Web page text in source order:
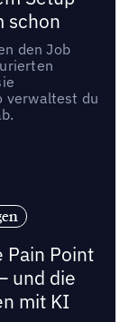
schon
den Job
verwaltest du
Pain Point
und die
mit KI